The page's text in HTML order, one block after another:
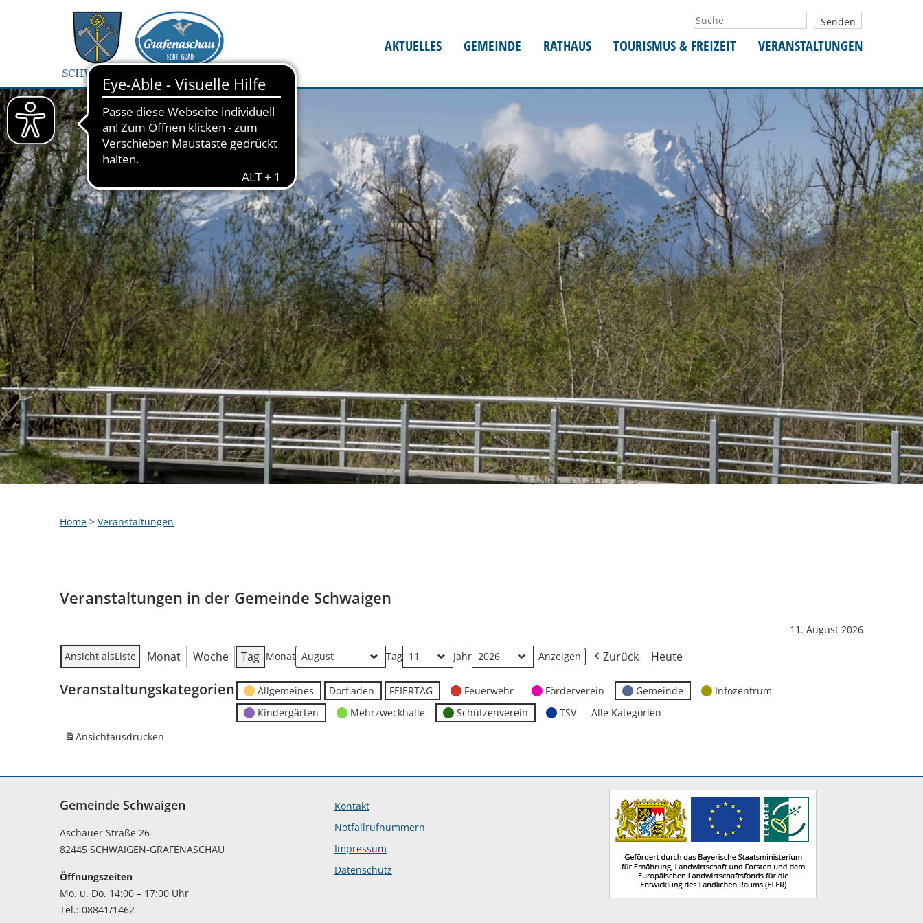
AKTUELLES GEMEINDE RATHAUS TOURISMUS & FREIZEIT VERANSTALTUNGEN
Home > Veranstaltungen
Veranstaltungen in der Gemeinde Schwaigen
11. August 2026
Ansicht alsListe Monat Woche Tag Monat Tag Jahr Zurück Heute
Veranstaltungskategorien Allgemeines Dorfladen FEIERTAG Feuerwehr Förderverein Gemeinde
Infozentrum
Kindergärten
Mehrzweckhalle Schützenverein TSV
Alle Kategorien
Ansichtausdrucken
Gemeinde Schwaigen
Aschauer Straße 26
82445 SCHWAIGEN-GRAFENASCHAU
Öffnungszeiten
Mo. u. Do. 14:00 – 17:00 Uhr
Tel.: 08841/1462
Kontakt
Notfallrufnummern
Impressum
Datenschutz